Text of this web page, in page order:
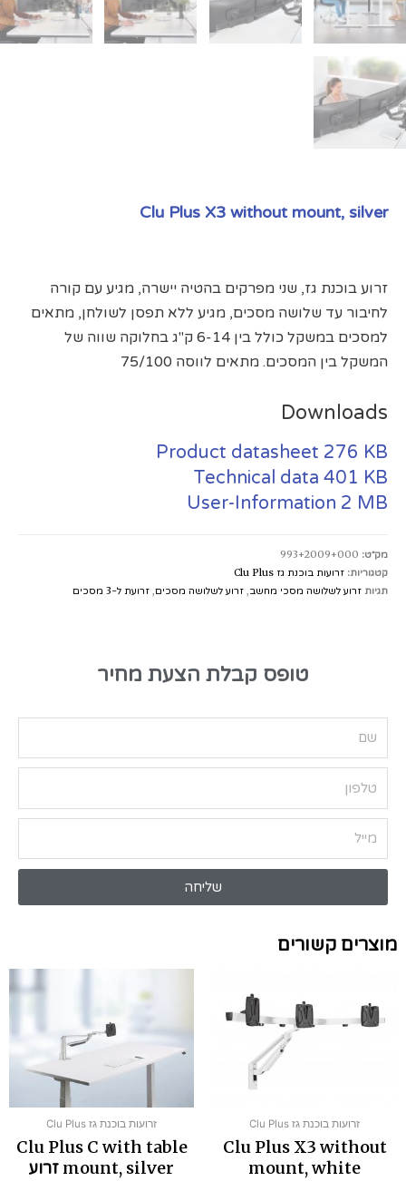
Clu Plus X3 without mount, silver
זרוע בוכנת גז, שני מפרקים בהטיה יישרה, מגיע עם קורה
לחיבור עד שלושה מסכים, מגיע ללא תפסן לשולחן, מתאים
למסכים במשקל כולל בין 6-14 ק"ג בחלוקה שווה של
המשקל בין המסכים. מתאים לווסה 75/100
Downloads
Product datasheet 276 KB
Technical data 401 KB
User-Information 2 MB
מק״ט: 993+2009+000
קטגוריות: זרועות בוכנת גז Clu Plus
תגיות זרוע לשלושה מסכי מחשב זרוע לשלושה מסכים זרועת ל-3 מסכים
טופס קבלת הצעת מחיר
שליחה
מוצרים קשורים
זרועות בוכנת גז Clu Plus
Clu Plus X3 without
mount, white
זרועות בוכנת גז Clu Plus
Clu Plus C with table
mount, silver זרוע